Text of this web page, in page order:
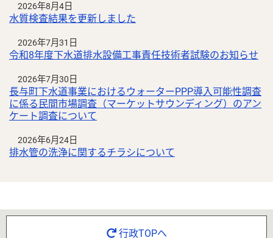
2026年8月4日
水質検査結果を更新しました
2026年7月31日
令和8年度下水道排水設備工事責任技術者試験のお知らせ
2026年7月30日
長与町下水道事業におけるウォーターPPP導入可能性調査
に係る民間市場調査（マーケットサウンディング）のアン
ケート調査について
2026年6月24日
排水管の洗浄に関するチラシについて
行政TOPへ